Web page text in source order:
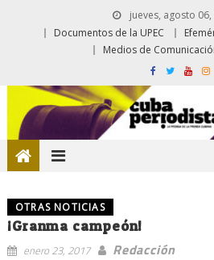
jueves, agosto 06,
Documentos de la UPEC
Medios de
OTRAS NOTICIAS
¡Granma campeón!
enero 23, 2017
Redacción